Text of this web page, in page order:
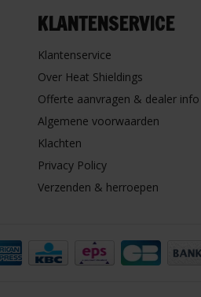
KLANTENSERVICE
Klantenservice
Over Heat Shieldings
Offerte aanvragen & dealer info
Algemene voorwaarden
Klachten
Privacy Policy
Verzenden & herroepen